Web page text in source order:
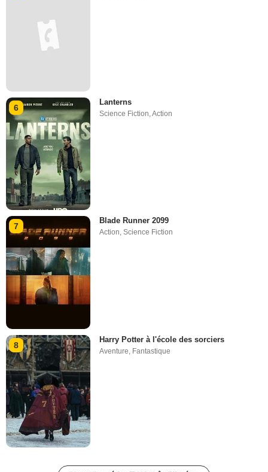
6
Lanterns
Science Fiction,Action
7
Blade Runner 2099
Action,Science Fiction
8
Harry Potter à l'école des sorciers
Aventure Fantastique